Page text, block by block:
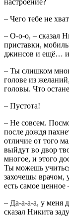
настроение?
– Чего тебе не
– О-о-о, – сказал
приставки,
джинсов и ещё…
– Ты слишком
голове из
головы. Что
– Пустота!
– Не совсем.
после дождя
отличие от того
выйдут во двор
многое, и этого
Ты можешь
захочешь: врачом,
есть самое ценное
– Да-а-а-а, у меня
сказал Никита